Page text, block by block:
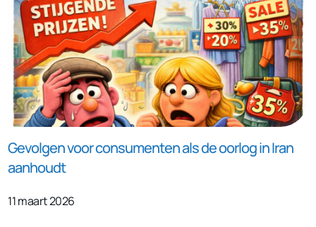
Gevolgen voor consumenten als de oorlog in Iran
aanhoudt
11 maart 2026